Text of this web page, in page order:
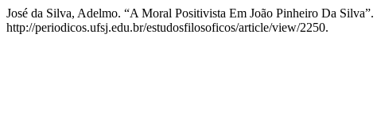
José da Silva, Adelmo. “A Moral Positivista Em João Pinheiro Da Silva”.
http://periodicos.ufsj.edu.br/estudosfilosoficos/article/view/2250.